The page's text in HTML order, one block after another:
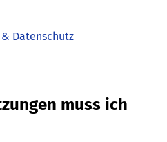
Datenschutz
muss ich